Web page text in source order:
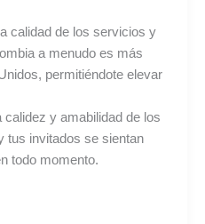
calidad de los servicios y
a menudo es más
permitiéndote elevar
calidez y amabilidad de los
tus invitados se sientan
todo momento.